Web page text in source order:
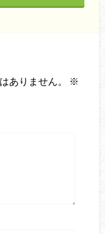
ありません。
※